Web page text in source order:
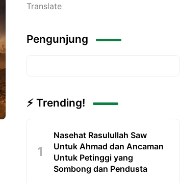
Translate
Pengunjung
⚡ Trending!
Nasehat Rasulullah Saw
Untuk Ahmad dan Ancaman
Untuk Petinggi yang
Sombong dan Pendusta